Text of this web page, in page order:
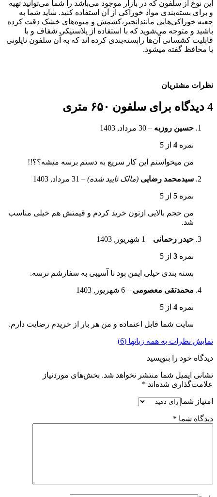
این نوع از سلفون که در بازار موجود می‌باشد را شما می‌توانید تهیه
و برای بسته‌بندی مواد خوراکی از آن استفاده کنید. شاید شما به
جعبه خوراکی‌هایی مانندانجیر،کشمش و میوه‌های خشک دقت کرده
باشید و متوجه می‌شوید که با استفاده از پلاستیکی شفاف و با
قابلیت کشسانی آن‌ها رابسته‌بندی کرده اند که به آن سلفون نایلونی
یا محافظ گفته میشود.
نظرات مشتریان
4 دیدگاه برای سلفون ۶۵۰ متری
حسین روزبه – 30 مرداد, 1403
نمره 4 از 5
من میخواستم این کار سریع به دستم برسه میشه؟؟!!
سیدمحمد رضایی (مالک تایید شده) – 31 مرداد, 1403
نمره 5 از 5
من حجم بالایی ازتون خرید کردم و قیمتش هم خیلی مناسب
شد.
حیدر رحمانی – 1 شهریور, 1403
نمره 3 از 5
بسته بندی خیلی ایمن بود تا آسیبی به سفارشم نرسه.
محمدتقی معصومی – 6 شهریور, 1403
نمره 4 از 5
سایت شما قابل اعتماده و من هر بار از خریدم رضایت دارم.
نمایش نظرات به همه زبانها (6)
دیدگاه خود را بنویسید
نشانی ایمیل شما منتشر نخواهد شد. بخش‌های موردنیاز
علامت‌گذاری شده‌اند *
امتیاز شما
دیدگاه شما *